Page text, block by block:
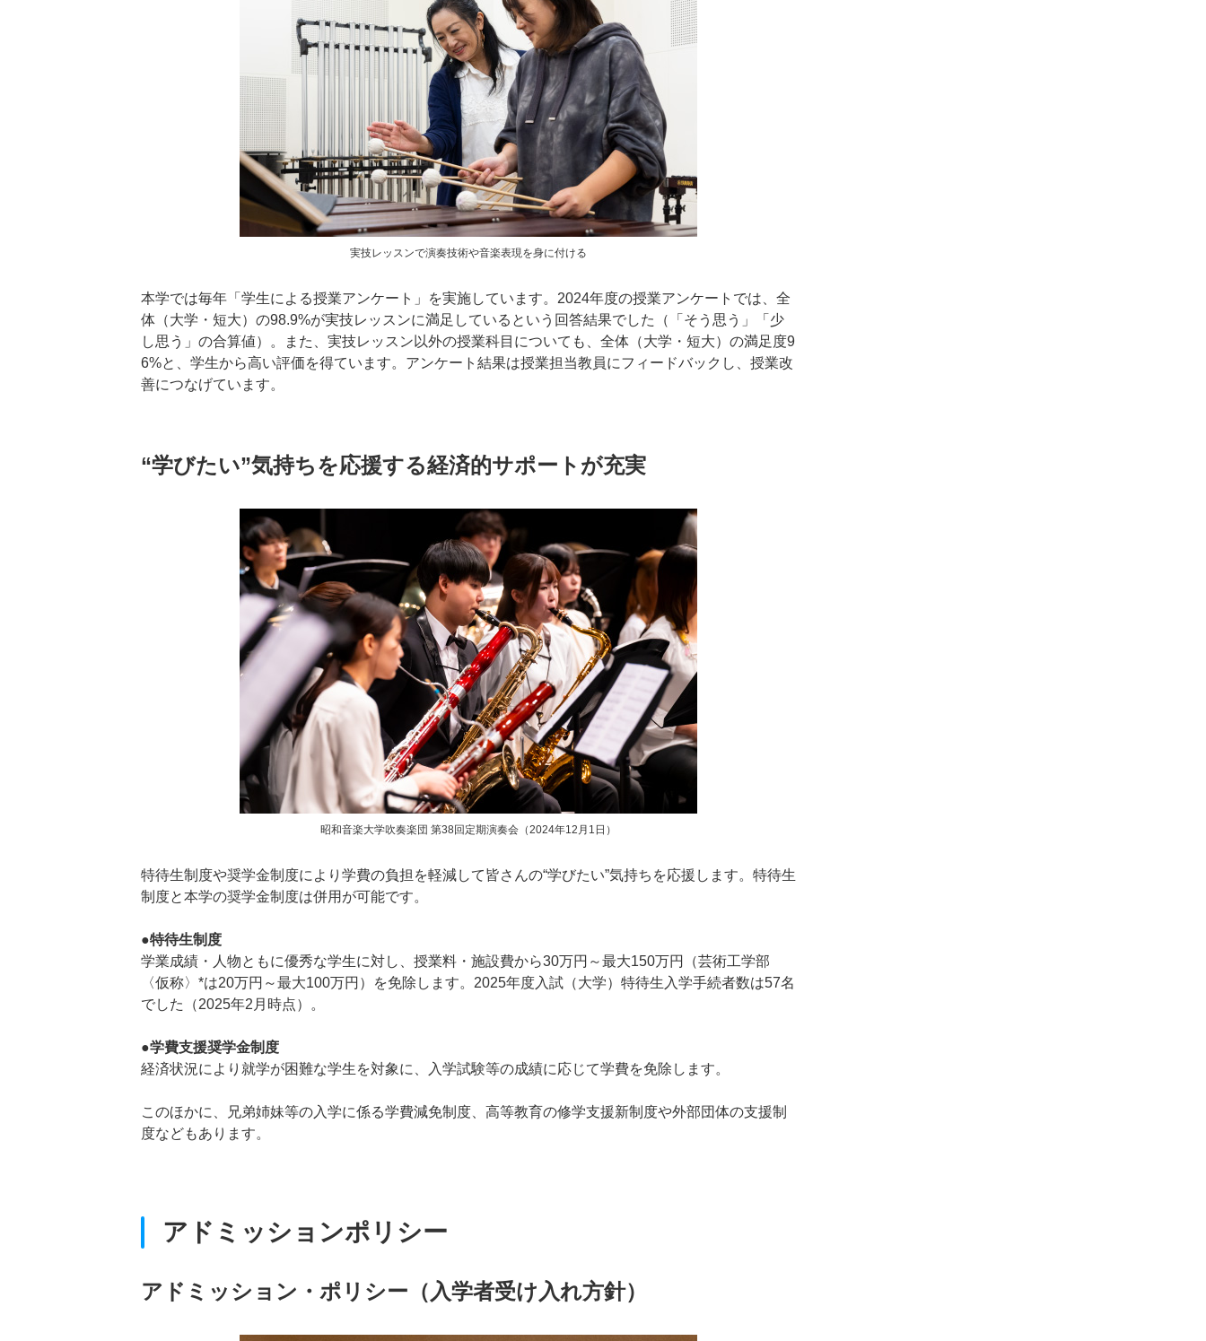
実技レッスンで演奏技術や音楽表現を身に付ける
本学では毎年「学生による授業アンケート」を実施しています。2024年度の授業アンケートでは、全
体（大学・短大）の98.9%が実技レッスンに満足しているという回答結果でした（「そう思う」「少
し思う」の合算値）。また、実技レッスン以外の授業科目についても、全体（大学・短大）の満足度9
6%と、学生から高い評価を得ています。アンケート結果は授業担当教員にフィードバックし、授業改
善につなげています。
“学びたい”気持ちを応援する経済的サポートが充実
昭和音楽大学吹奏楽団 第38回定期演奏会（2024年12月1日）
特待生制度や奨学金制度により学費の負担を軽減して皆さんの“学びたい”気持ちを応援します。特待生
制度と本学の奨学金制度は併用が可能です。
●特待生制度
学業成績・人物ともに優秀な学生に対し、授業料・施設費から30万円～最大150万円（芸術工学部
〈仮称〉*は20万円～最大100万円）を免除します。2025年度入試（大学）特待生入学手続者数は57名
でした（2025年2月時点）。
●学費支援奨学金制度
経済状況により就学が困難な学生を対象に、入学試験等の成績に応じて学費を免除します。
このほかに、兄弟姉妹等の入学に係る学費減免制度、高等教育の修学支援新制度や外部団体の支援制
度などもあります。
アドミッションポリシー
アドミッション・ポリシー（入学者受け入れ方針）